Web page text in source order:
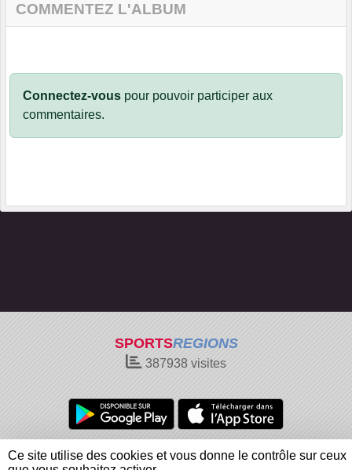
COMMENTEZ L'ALBUM
Connectez-vous pour pouvoir participer aux
commentaires.
SPORTSREGIONS
387938 visites
Charte cookies
Gestion des cookies
Ce site utilise des cookies et vous donne le contrôle sur ceux